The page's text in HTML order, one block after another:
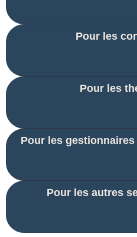
Pour les
Pour les
Pour les
Pour les autres